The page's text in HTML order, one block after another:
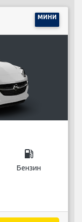
МИНИ
local_gas_station
Бензин